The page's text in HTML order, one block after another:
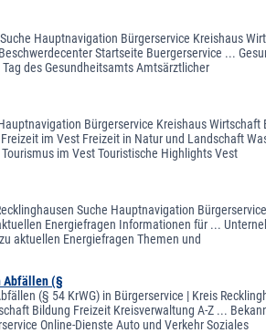
Hauptnavigation Bürgerservice Kreishaus
Startseite Buergerservice ...
des Gesundheitsamts Amtsärztlicher
Bürgerservice Kreishaus
im Vest Freizeit in Natur und Landschaft
im Vest Touristische Highlights Vest
Suche Hauptnavigation
Energiefragen Informationen für ...
aktuellen Energiefragen Themen und
Abfällen (§
(§ 54 KrWG) in Bürgerservice | Kreis
Bildung Freizeit Kreisverwaltung A-Z ...
Online-Dienste Auto und Verkehr Soziales